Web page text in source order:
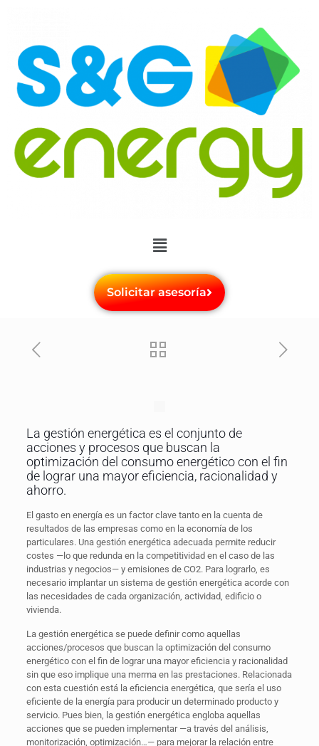
Solicitar asesoría
La gestión energética es el conjunto de
acciones y procesos que buscan la
optimización del consumo energético con el fin
de lograr una mayor eficiencia, racionalidad y
ahorro.
El gasto en energía es un factor clave tanto en la cuenta de
resultados de las empresas como en la economía de los
particulares. Una gestión energética adecuada permite reducir
costes —lo que redunda en la competitividad en el caso de las
industrias y negocios— y emisiones de CO2. Para lograrlo, es
necesario implantar un sistema de gestión energética acorde con
las necesidades de cada organización, actividad, edificio o
vivienda.
La gestión energética se puede definir como aquellas
acciones/procesos que buscan la optimización del consumo
energético con el fin de lograr una mayor eficiencia y racionalidad
sin que eso implique una merma en las prestaciones. Relacionada
con esta cuestión está la eficiencia energética, que sería el uso
eficiente de la energía para producir un determinado producto y
servicio. Pues bien, la gestión energética engloba aquellas
acciones que se pueden implementar —a través del análisis,
monitorización, optimización…— para mejorar la relación entre